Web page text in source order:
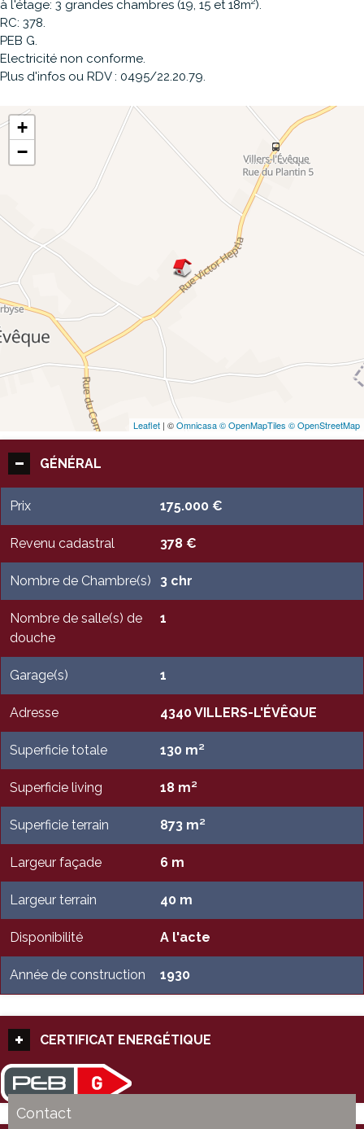
à l'étage: 3 grandes chambres (19, 15 et 18m²).
RC: 378.
PEB G.
Electricité non conforme.
Plus d'infos ou RDV : 0495/22.20.79.
+
−
Leaflet | ©Omnicasa ©OpenMapTiles ©OpenStreetMap
Contact
GÉNÉRAL
Prix 175.000 €
Revenu cadastral 378 €
Nombre de Chambre(s) 3 chr
Nombre de salle(s) de
douche
1
Garage(s) 1
Adresse 4340 VILLERS-L'ÉVÊQUE
Superficie totale 130 m²
Superficie living 18 m²
Superficie terrain 873 m²
Largeur façade 6 m
Largeur terrain 40 m
Disponibilité A l'acte
Année de construction 1930
CERTIFICAT ENERGÉTIQUE